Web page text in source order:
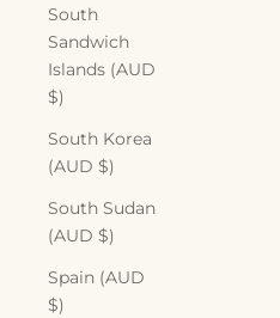
South
Sandwich
Islands (AUD
$)
South Korea
(AUD $)
South Sudan
(AUD $)
Spain (AUD
$)